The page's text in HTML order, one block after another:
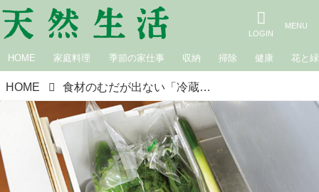
HOME 家庭料理 季節の家仕事 収納 掃除 健康 花と緑
HOME 食材のむだが出ない「冷蔵庫」収納3つのルール。野菜室は100円ショップのケースで種類別に、調味料は扉にまとめて一目瞭然／書店員・森田めぐみさん